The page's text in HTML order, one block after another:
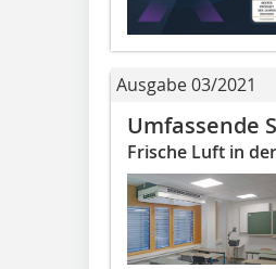
Ausgabe 03/2021
Umfassende
Frische Luft in